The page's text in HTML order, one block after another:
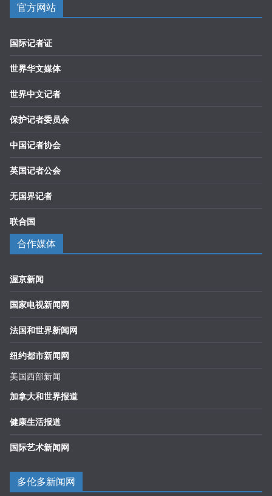
官方网站
国际记者证
世界华文媒体
世界中文记者
保护记者委员会
中国记者协会
英国记者公会
无国界记者
联合国
合作媒体
渥京新闻
国家电视新闻网
法国和世界新闻网
纽约都市新闻网
美国西部新闻
加拿大和世界报道
健康生活报道
国际艺术新闻网
多伦多新闻网